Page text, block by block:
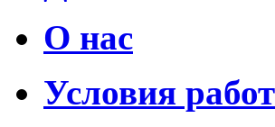
О нас
Условия